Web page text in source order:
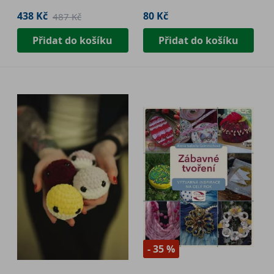
438 Kč 487 Kč
Přidat do košíku
80 Kč
Přidat do košíku
- 35 %